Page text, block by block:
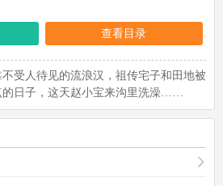
查看目录
受人待见的流浪汉，祖传宅子和田地被
的日子，这天赵小宝来沟里洗澡……